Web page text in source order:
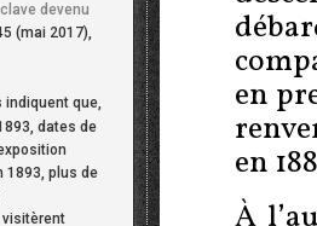
en
en
devenu
(mai 2017),
que,
dates de
1893, plus de
visitèrent